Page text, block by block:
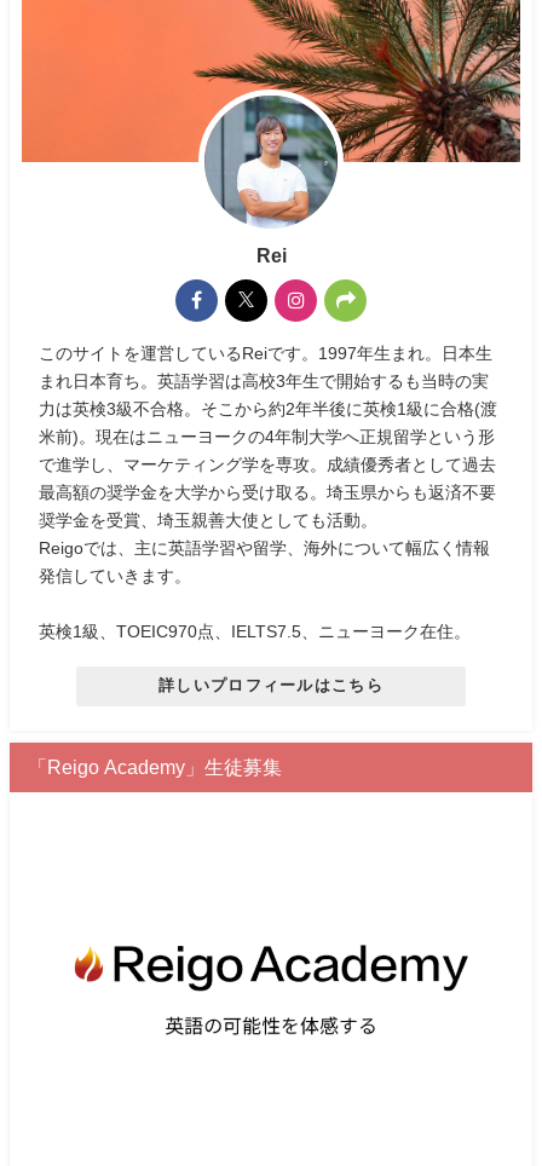
Rei
このサイトを運営しているReiです。1997年生まれ。日本生
まれ日本育ち。英語学習は高校3年生で開始するも当時の実
力は英検3級不合格。そこから約2年半後に英検1級に合格(渡
米前)。現在はニューヨークの4年制大学へ正規留学という形
で進学し、マーケティング学を専攻。成績優秀者として過去
最高額の奨学金を大学から受け取る。埼玉県からも返済不要
奨学金を受賞、埼玉親善大使としても活動。
Reigoでは、主に英語学習や留学、海外について幅広く情報
発信していきます。
英検1級、TOEIC970点、IELTS7.5、ニューヨーク在住。
詳しいプロフィールはこちら
「Reigo Academy」生徒募集